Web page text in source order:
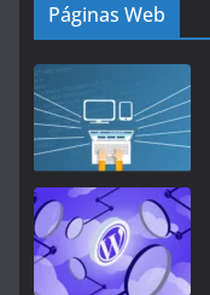
Páginas Web